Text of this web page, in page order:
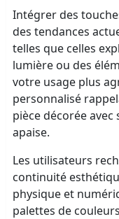
Intégrer des
des tendances
telles que celles
lumière ou des
votre usage plus
personnalisé
pièce décorée
apaise.
Les utilisateurs
continuité
physique et
palettes de